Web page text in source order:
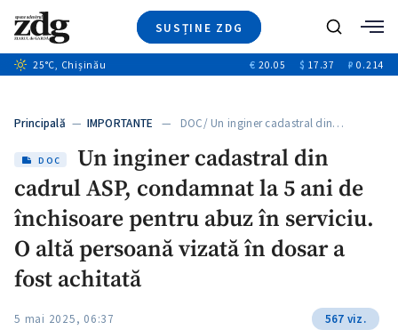
SUSȚINE ZDG
Ştiri
+7
Video
Special
Blog
ZdGust
Caută
25°C, Chișinău € 20.05 $ 17.37 ₽ 0.214
Principală — IMPORTANTE — DOC/ Un inginer cadastral din…
DOC
Un inginer cadastral din
cadrul ASP, condamnat la 5 ani de
închisoare pentru abuz în serviciu.
O altă persoană vizată în dosar a
fost achitată
5 mai 2025, 06:37 567 viz.